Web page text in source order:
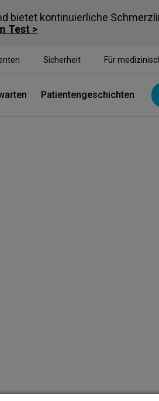
bietet kontinuierliche
Test >
Sicherheit Für
Patientengeschichten